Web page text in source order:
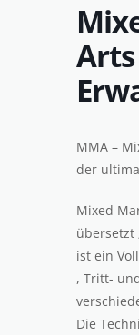
MMA –
der
Mixed
übersetzt
ist ein
, Tritt-
Die